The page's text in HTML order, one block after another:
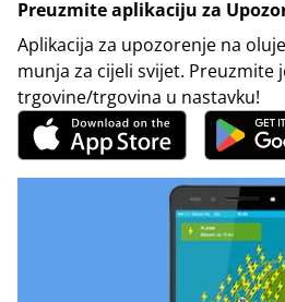
Preuzmite aplikaciju za
Aplikacija za upozorenje na
munja za cijeli svijet. Preuzmite
trgovine/trgovina u nastavku!